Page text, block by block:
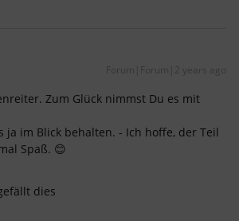
Forum|Forum|2 years ago
Zum Glück nimmst Du es mit
ja im Blick behalten. - Ich hoffe, der Teil
Spaß. 😊
dies